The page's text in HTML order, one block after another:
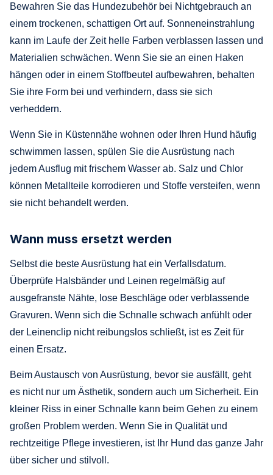
Bewahren Sie das Hundezubehör bei Nichtgebrauch an
einem trockenen, schattigen Ort auf. Sonneneinstrahlung
kann im Laufe der Zeit helle Farben verblassen lassen und
Materialien schwächen. Wenn Sie sie an einen Haken
hängen oder in einem Stoffbeutel aufbewahren, behalten
Sie ihre Form bei und verhindern, dass sie sich
verheddern.
Wenn Sie in Küstennähe wohnen oder Ihren Hund häufig
schwimmen lassen, spülen Sie die Ausrüstung nach
jedem Ausflug mit frischem Wasser ab. Salz und Chlor
können Metallteile korrodieren und Stoffe versteifen, wenn
sie nicht behandelt werden.
Wann muss ersetzt werden
Selbst die beste Ausrüstung hat ein Verfallsdatum.
Überprüfe Halsbänder und Leinen regelmäßig auf
ausgefranste Nähte, lose Beschläge oder verblassende
Gravuren. Wenn sich die Schnalle schwach anfühlt oder
der Leinenclip nicht reibungslos schließt, ist es Zeit für
einen Ersatz.
Beim Austausch von Ausrüstung, bevor sie ausfällt, geht
es nicht nur um Ästhetik, sondern auch um Sicherheit. Ein
kleiner Riss in einer Schnalle kann beim Gehen zu einem
großen Problem werden. Wenn Sie in Qualität und
rechtzeitige Pflege investieren, ist Ihr Hund das ganze Jahr
über sicher und stilvoll.